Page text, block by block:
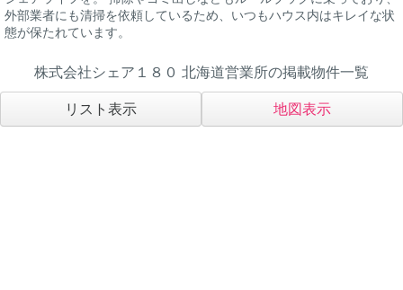
外部業者にも清掃を依頼しているため、いつもハウス内はキレイな状
態が保たれています。
株式会社シェア１８０ 北海道営業所の掲載物件一覧
リスト表示 地図表示